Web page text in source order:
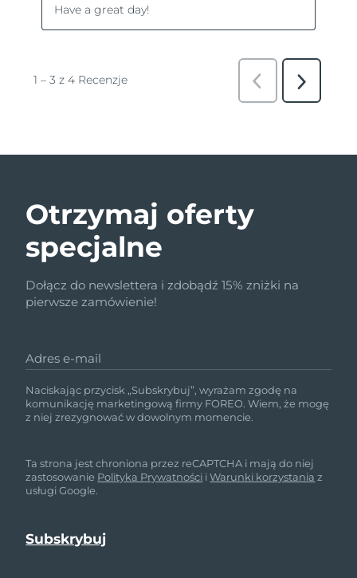
Otrzymaj oferty
specjalne
Dołącz do newslettera i zdobądź 15% zniżki na
pierwsze zamówienie!
Adres e-mail
Naciskając przycisk „Subskrybuj”, wyrażam zgodę na
komunikację marketingową firmy FOREO. Wiem, że mogę
z niej zrezygnować w dowolnym momencie.
Ta strona jest chroniona przez reCAPTCHA i mają do niej
zastosowanie Polityka Prywatności iWarunki korzystania z
usługi Google.